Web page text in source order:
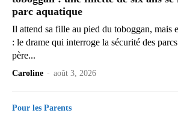
parc aquatique
Il attend sa fille au pied du toboggan, mais
: le drame qui interroge la sécurité des parcs
père...
Caroline - août 3, 2026
Pour les Parents